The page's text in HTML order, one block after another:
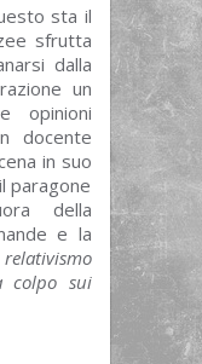
sta il
sfrutta
dalla
un
opinioni
docente
in suo
paragone
della
e la
colpo sui